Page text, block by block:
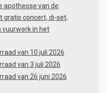
apotheose van de
gratis concert, dj-set,
vuurwerk in het
van 10 juli 2026
van 3 juli 2026
van 26 juni 2026